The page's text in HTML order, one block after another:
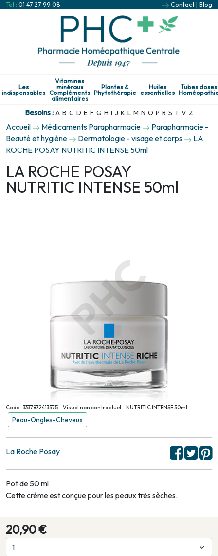
Tel : 01 47 27 99 08 Contact| Blog
Les
indispensables
Vitamines
minéraux
Compléments
alimentaires
Plantes &
Phytothérapie
Huiles
essentielles
Tubes doses
Besoins : A B C D E F G H I J K L M N O P R S T V Z
Accueil Médicaments Parapharmacie
Parapharmacie -
Beauté et hygiène
Dermatologie - visage et corps
LA
ROCHE POSAY NUTRITIC INTENSE 50ml
LA ROCHE POSAY
NUTRITIC INTENSE 50ml
Code : 3337872413575 - Visuel non contractuel - NUTRITIC INTENSE 50ml
Peau-Ongles-Cheveux
La Roche Posay
Pot de 50 ml
Cette crème est conçue pour les peaux très sèches.
20,90 €